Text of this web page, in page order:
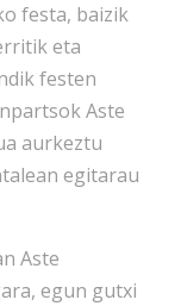
festa, baizik
eta
festen
Aste
aurkeztu
egitarau
Aste
egun gutxi